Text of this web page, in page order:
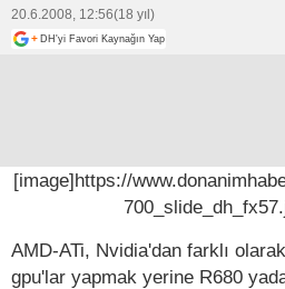
20.6.2008, 12:56(18 yıl)
+ DH'yi Favori Kaynağın Yap
[image]https://
AMD-ATi, Nvidia'dan farklı
gpu'lar yapmak yerine R680